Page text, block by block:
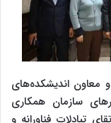
معاون اندیشکده‌های
سازمان همکاری